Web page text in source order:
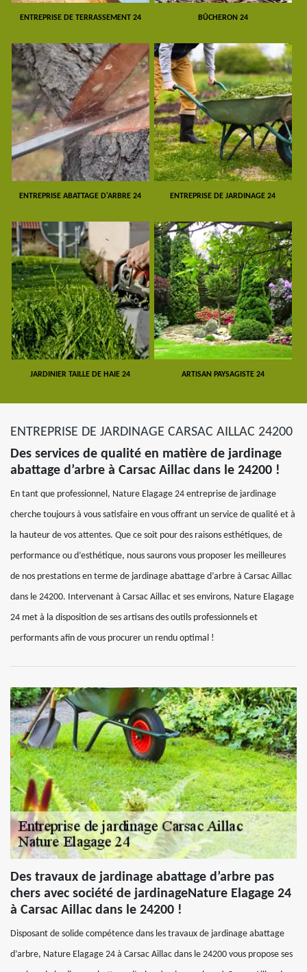
ENTREPRISE DE TERRASSEMENT 24 BÛCHERON 24
ENTREPRISE ABATTAGE D'ARBRE 24 ENTREPRISE DE JARDINAGE 24
JARDINIER TAILLE DE HAIE 24 ARTISAN PAYSAGISTE 24
ENTREPRISE DE JARDINAGE CARSAC AILLAC 24200
Des services de qualité en matière de jardinage
abattage d’arbre à Carsac Aillac dans le 24200 !
En tant que professionnel, Nature Elagage 24 entreprise de jardinage
cherche toujours à vous satisfaire en vous offrant un service de qualité et à
la hauteur de vos attentes. Que ce soit pour des raisons esthétiques, de
performance ou d’esthétique, nous saurons vous proposer les meilleures
de nos prestations en terme de jardinage abattage d’arbre à Carsac Aillac
dans le 24200. Intervenant à Carsac Aillac et ses environs, Nature Elagage
24 met à la disposition de ses artisans des outils professionnels et
performants afin de vous procurer un rendu optimal !
Des travaux de jardinage abattage d’arbre pas
chers avec société de jardinageNature Elagage 24
à Carsac Aillac dans le 24200 !
Disposant de solide compétence dans les travaux de jardinage abattage
d’arbre, Nature Elagage 24 à Carsac Aillac dans le 24200 vous propose ses